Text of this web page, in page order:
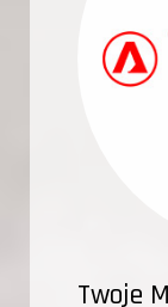
Twoje